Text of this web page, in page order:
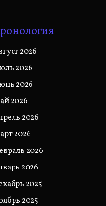
2026
2026
2026
2026
2026
2026
2026
2026
2025
2025